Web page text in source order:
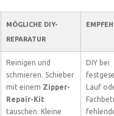
MÖGLICHE DIY-
REPARATUR
Reinigen und
schmieren. Schieber
mit einem Zipper-
Repair-Kit
tauschen. Kleine
DIY bei
Lauf